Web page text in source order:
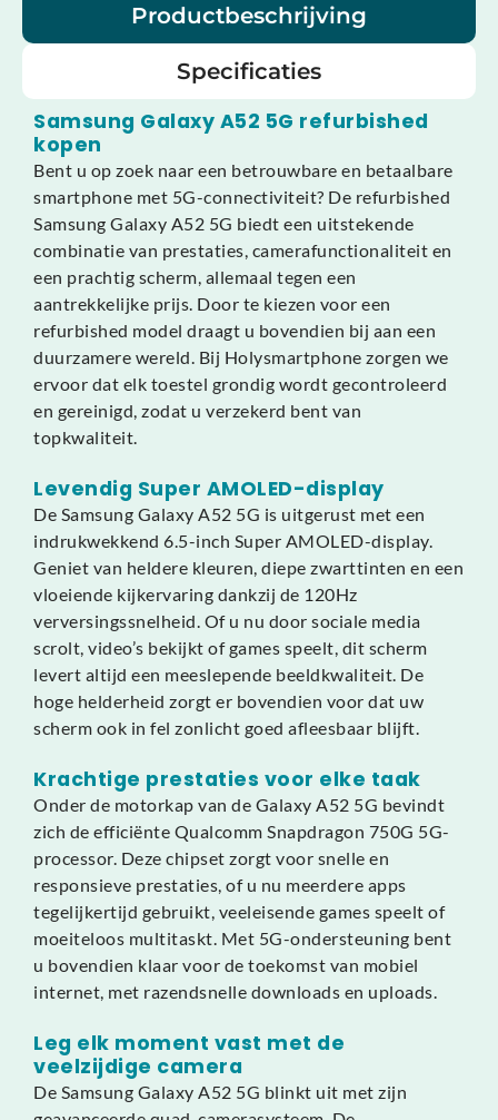
Productbeschrijving
Specificaties
Samsung Galaxy A52 5G refurbished
kopen
Bent u op zoek naar een betrouwbare en betaalbare
smartphone met 5G-connectiviteit? De refurbished
Samsung Galaxy A52 5G biedt een uitstekende
combinatie van prestaties, camerafunctionaliteit en
een prachtig scherm, allemaal tegen een
aantrekkelijke prijs. Door te kiezen voor een
refurbished model draagt u bovendien bij aan een
duurzamere wereld. Bij Holysmartphone zorgen we
ervoor dat elk toestel grondig wordt gecontroleerd
en gereinigd, zodat u verzekerd bent van
topkwaliteit.
Levendig Super AMOLED-display
De Samsung Galaxy A52 5G is uitgerust met een
indrukwekkend 6.5-inch Super AMOLED-display.
Geniet van heldere kleuren, diepe zwarttinten en een
vloeiende kijkervaring dankzij de 120Hz
verversingssnelheid. Of u nu door sociale media
scrolt, video’s bekijkt of games speelt, dit scherm
levert altijd een meeslepende beeldkwaliteit. De
hoge helderheid zorgt er bovendien voor dat uw
scherm ook in fel zonlicht goed afleesbaar blijft.
Krachtige prestaties voor elke taak
Onder de motorkap van de Galaxy A52 5G bevindt
zich de efficiënte Qualcomm Snapdragon 750G 5G-
processor. Deze chipset zorgt voor snelle en
responsieve prestaties, of u nu meerdere apps
tegelijkertijd gebruikt, veeleisende games speelt of
moeiteloos multitaskt. Met 5G-ondersteuning bent
u bovendien klaar voor de toekomst van mobiel
internet, met razendsnelle downloads en uploads.
Leg elk moment vast met de
veelzijdige camera
De Samsung Galaxy A52 5G blinkt uit met zijn